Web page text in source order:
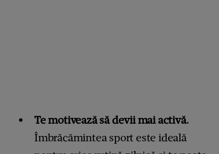
Te motivează să devii mai activă.
Îmbrăcămintea sport este ideală